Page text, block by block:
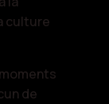
culture
de